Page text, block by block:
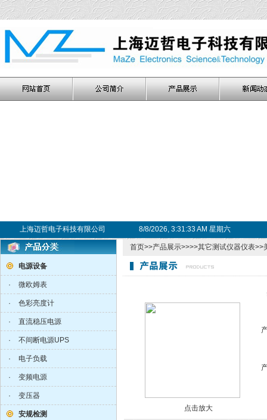
上海迈哲电子科技有限公司 8/8/2026, 3:31:34 AM 星期六
电源设备
· 微欧姆表
· 色彩亮度计
· 直流稳压电源
· 不间断电源UPS
· 电子负载
· 变频电源
· 变压器
安规检测
首页>>产品展示>>>>其它测试仪器仪表>>
点击放大